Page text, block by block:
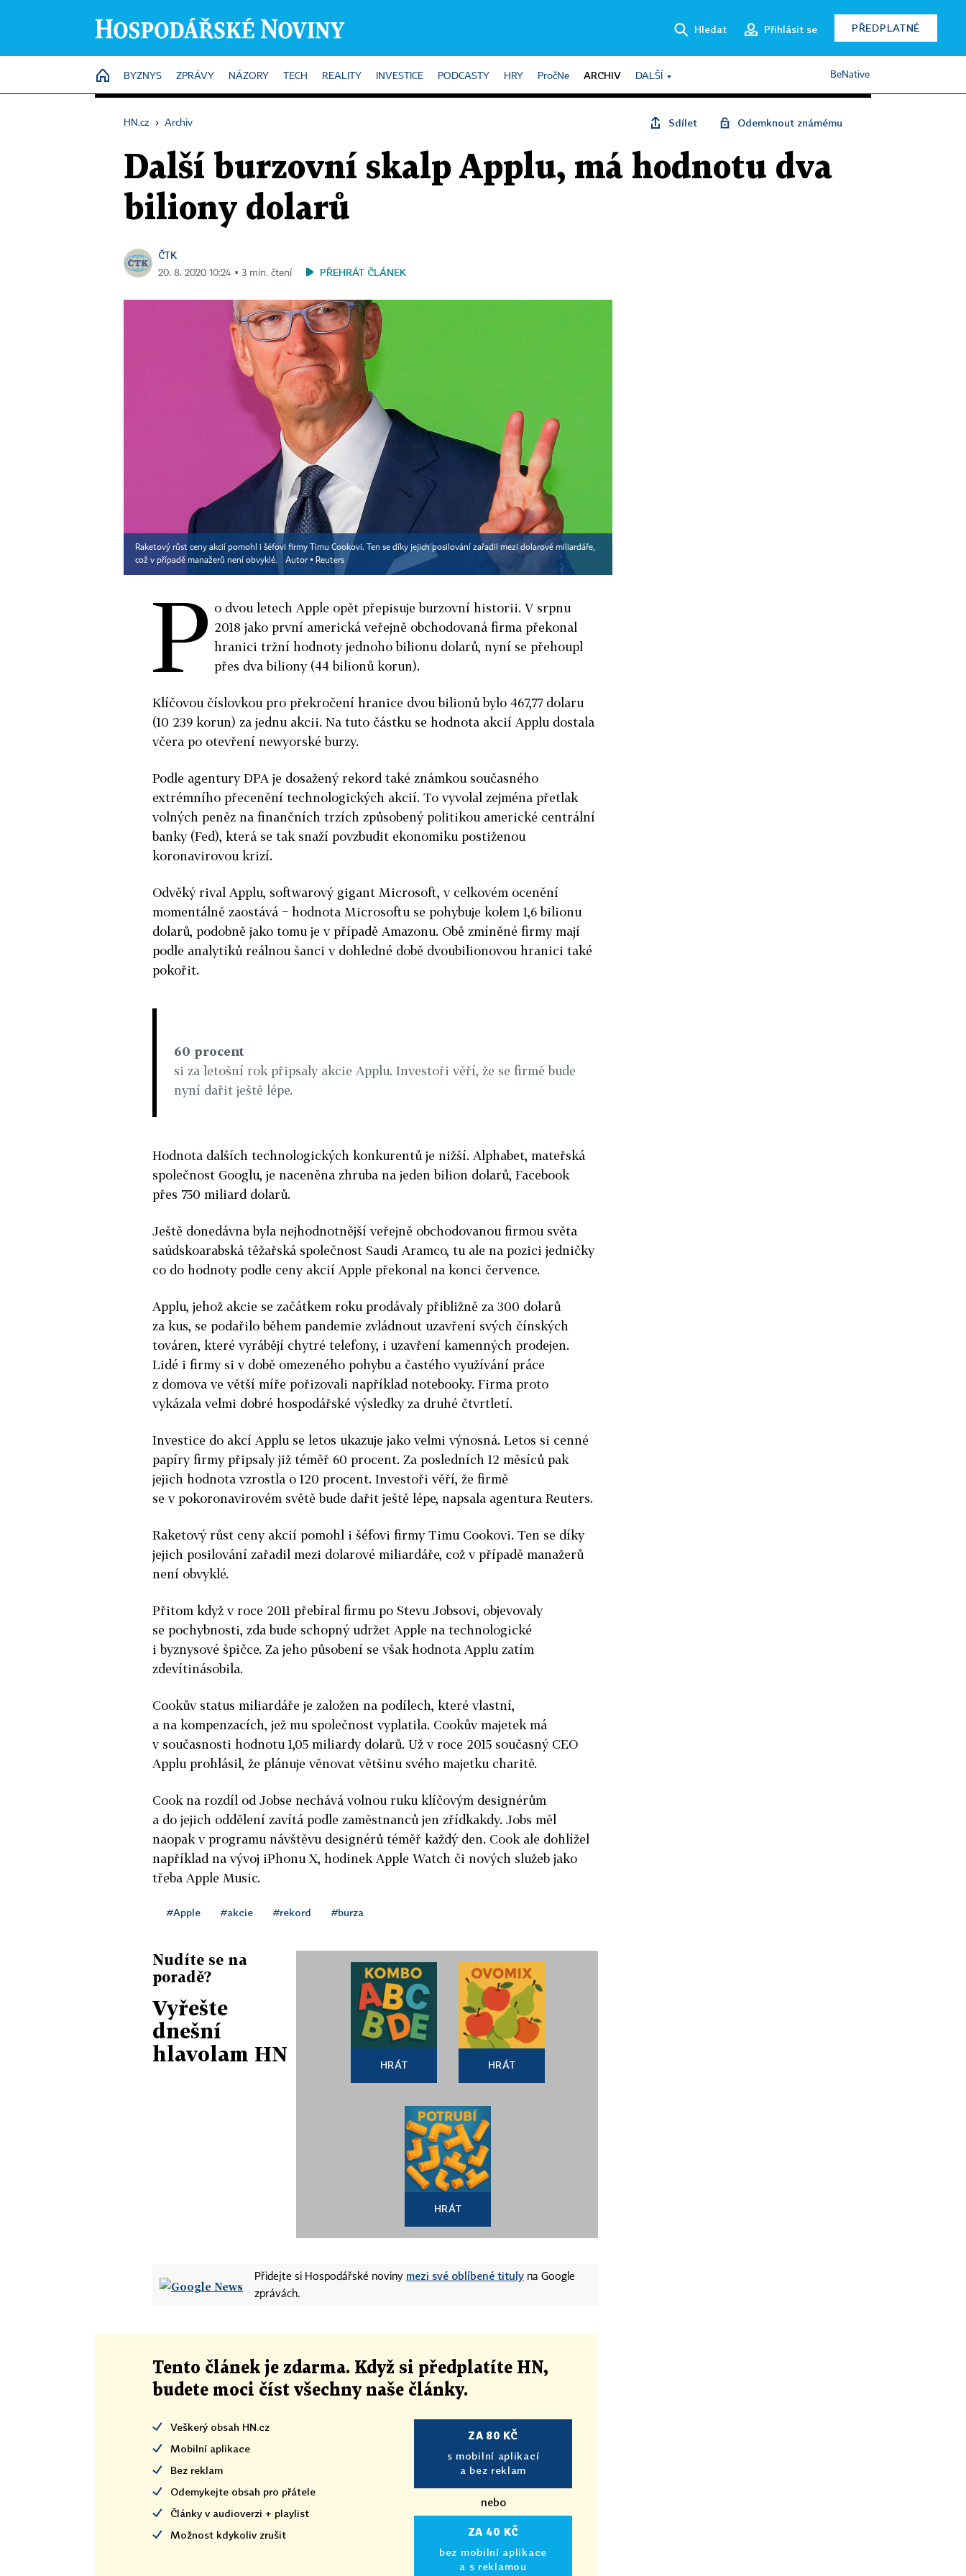
Hledat Přihlásit se PŘEDPLATNÉ
HOME
BYZNYS ZPRÁVY NÁZORY TECH REALITY INVESTICE PODCASTY HRY PročNe ARCHIV DALŠÍ BeNative
HN.cz › Archiv Sdílet Odemknout známému
Další burzovní skalp Applu, má hodnotu dva
biliony dolarů
ČTK
20. 8. 2020 10:24 ▪ 3 min. čtení PŘEHRÁT ČLÁNEK
Raketový růst ceny akcií pomohl i šéfovi firmy Timu Cookovi. Ten se díky jejich posilování zařadil mezi dolarové miliardáře,
což v případě manažerů není obvyklé.
Autor ▪ Reuters
P o dvou letech Apple opět přepisuje burzovní historii. V srpnu
2018 jako první americká veřejně obchodovaná firma překonal
hranici tržní hodnoty jednoho bilionu dolarů, nyní se přehoupl
přes dva biliony (44 bilionů korun).
Klíčovou číslovkou pro překročení hranice dvou bilionů bylo 467,77 dolaru
(10 239 korun) za jednu akcii. Na tuto částku se hodnota akcií Applu dostala
včera po otevření newyorské burzy.
Podle agentury DPA je dosažený rekord také známkou současného
extrémního přecenění technologických akcií. To vyvolal zejména přetlak
volných peněz na finančních trzích způsobený politikou americké centrální
banky (Fed), která se tak snaží povzbudit ekonomiku postiženou
koronavirovou krizí.
Odvěký rival Applu, softwarový gigant Microsoft, v celkovém ocenění
momentálně zaostává − hodnota Microsoftu se pohybuje kolem 1,6 bilionu
dolarů, podobně jako tomu je v případě Amazonu. Obě zmíněné firmy mají
podle analytiků reálnou šanci v dohledné době dvoubilionovou hranici také
pokořit.
60 procent
si za letošní rok připsaly akcie Applu. Investoři věří, že se firmě bude
nyní dařit ještě lépe.
Hodnota dalších technologických konkurentů je nižší. Alphabet, mateřská
společnost Googlu, je naceněna zhruba na jeden bilion dolarů, Facebook
přes 750 miliard dolarů.
Ještě donedávna byla nejhodnotnější veřejně obchodovanou firmou světa
saúdskoarabská těžařská společnost Saudi Aramco, tu ale na pozici jedničky
co do hodnoty podle ceny akcií Apple překonal na konci července.
Applu, jehož akcie se začátkem roku prodávaly přibližně za 300 dolarů
za kus, se podařilo během pandemie zvládnout uzavření svých čínských
továren, které vyrábějí chytré telefony, i uzavření kamenných prodejen.
Lidé i firmy si v době omezeného pohybu a častého využívání práce
z domova ve větší míře pořizovali například notebooky. Firma proto
vykázala velmi dobré hospodářské výsledky za druhé čtvrtletí.
Investice do akcí Applu se letos ukazuje jako velmi výnosná. Letos si cenné
papíry firmy připsaly již téměř 60 procent. Za posledních 12 měsíců pak
jejich hodnota vzrostla o 120 procent. Investoři věří, že firmě
se v pokoronavirovém světě bude dařit ještě lépe, napsala agentura Reuters.
Raketový růst ceny akcií pomohl i šéfovi firmy Timu Cookovi. Ten se díky
jejich posilování zařadil mezi dolarové miliardáře, což v případě manažerů
není obvyklé.
Přitom když v roce 2011 přebíral firmu po Stevu Jobsovi, objevovaly
se pochybnosti, zda bude schopný udržet Apple na technologické
i byznysové špičce. Za jeho působení se však hodnota Applu zatím
zdevítinásobila.
Cookův status miliardáře je založen na podílech, které vlastní,
a na kompenzacích, jež mu společnost vyplatila. Cookův majetek má
v současnosti hodnotu 1,05 miliardy dolarů. Už v roce 2015 současný CEO
Applu prohlásil, že plánuje věnovat většinu svého majetku charitě.
Cook na rozdíl od Jobse nechává volnou ruku klíčovým designérům
a do jejich oddělení zavítá podle zaměstnanců jen zřídkakdy. Jobs měl
naopak v programu návštěvu designérů téměř každý den. Cook ale dohlížel
například na vývoj iPhonu X, hodinek Apple Watch či nových služeb jako
třeba Apple Music.
#Apple #akcie #rekord #burza
Nudíte se na
poradě?
Vyřešte
dnešní
hlavolam HN
HRÁT HRÁT
HRÁT
Přidejte si Hospodářské noviny mezi své oblíbené tituly na Google
zprávách.
Tento článek je zdarma. Když si předplatíte HN,
budete moci číst všechny naše články.
Veškerý obsah HN.cz
Mobilní aplikace
Bez reklam
Odemykejte obsah pro přátele
Články v audioverzi + playlist
Možnost kdykoliv zrušit
ZA 80 KČ
s mobilní aplikací
a bez reklam
nebo
ZA 40 KČ
bez mobilní aplikace
a s reklamou